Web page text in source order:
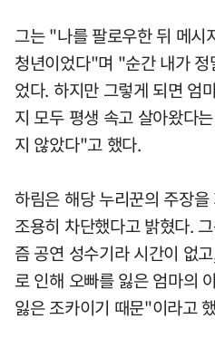
그는 "나를 팔로우한 뒤 메시
청년이었다"며 "순간 내가
었다. 하지만 그렇게 되면 엄
지 모두 평생 속고 살아왔다
지 않았다"고 했다.
하림은 해당 누리꾼의 주장
조용히 차단했다고 밝혔다.
즘 공연 성수기라 시간이 없
로 인해 오빠를 잃은 엄마의
잃은 조카이기 때문"이라고